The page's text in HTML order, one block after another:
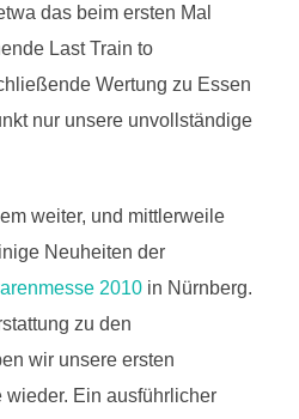
das beim ersten Mal
Last Train to
Wertung zu Essen
nur unsere unvollständige
weiter, und mittlerweile
Neuheiten der
2010 in Nürnberg.
zu den
wir unsere ersten
Ein ausführlicher